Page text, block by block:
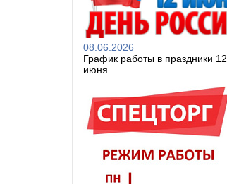
08.06.2026
График работы в праздники 12
июня